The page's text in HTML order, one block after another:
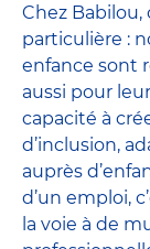
Chez
particulière :
enfance sont
aussi pour leur
capacité à
d’inclusion,
auprès
d’un emploi,
la voie à de